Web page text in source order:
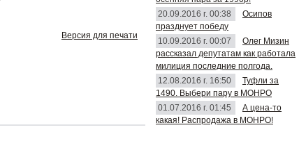
Версия для печати
20.09.2016 г. 00:38
Осипов
празднует победу
10.09.2016 г. 00:07
Олег Мизин
рассказал депутатам как работала
милиция последние полгода.
12.08.2016 г. 16:50
Туфли за
1490. Выбери пару в МОНРО
01.07.2016 г. 01:45
А цена-то
какая! Распродажа в МОНРО!